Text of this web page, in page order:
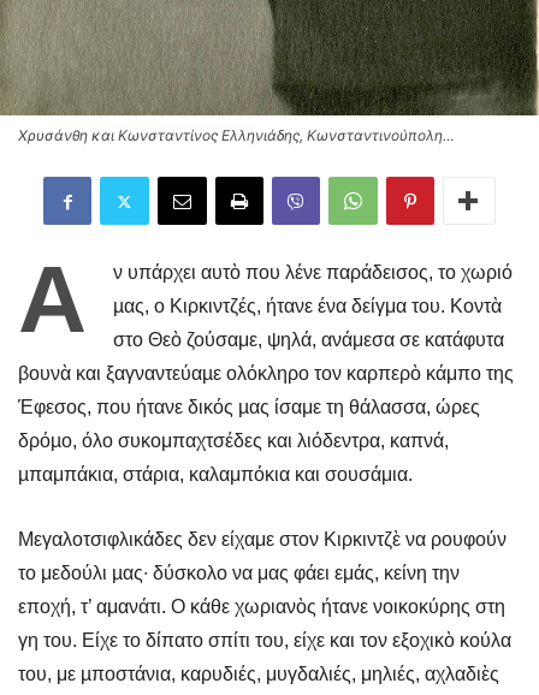
Χρυσάνθη και Κωνσταντίνος Ελληνιάδης, Κωνσταντινούπολη…
Α
ν υπάρχει αυτὸ που λένε παράδεισος, το χωριό
µας, ο Κιρκιντζές, ήτανε ένα δείγμα του. Κοντὰ
στο Θεὸ ζούσαμε, ψηλά, ανάμεσα σε κατάφυτα
βουνὰ και ξαγναντεύαµε ολόκληρο τον καρπερὸ κάμπο της
Έφεσος, που ήτανε δικός µας ίσαμε τη θάλασσα, ώρες
δρόµο, όλο συκομπαχτσέδες και λιόδεντρα, καπνά,
µπαμπάκια, στάρια, καλαμπόκια και σουσάμια.
Μεγαλοτσιφλικάδες δεν είχαμε στον Κιρκιντζὲ να ρουφούν
το μεδούλι µας∙ δύσκολο να μας φάει εμάς, κείνη την
εποχή, τ’ αμανάτι. Ο κάθε χωριανὸς ήτανε νοικοκύρης στη
γη του. Είχε το δίπατο σπίτι του, είχε και τον εξοχικὸ κούλα
του, με µποστάνια, καρυδιές, μυγδαλιές, μηλιές, αχλαδιὲς